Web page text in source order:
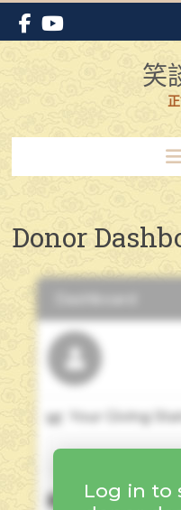
Skip
content
笑
Donor